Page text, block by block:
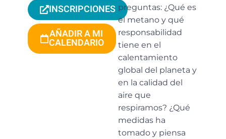
INSCRIPCIONES
AÑADIR A MI
CALENDARIO
preguntas: ¿Qué es
el metano y qué
responsabilidad
tiene en el
calentamiento
global del planeta y
en la calidad del
aire que
respiramos? ¿Qué
medidas ha
tomado y piensa